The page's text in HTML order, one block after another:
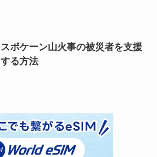
スポケーン山火事の被災者を支援
する方法